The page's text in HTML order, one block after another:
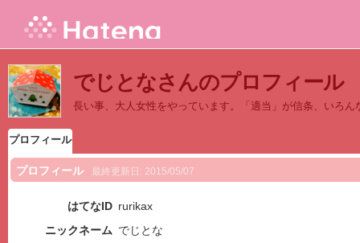
でじとなさんのプロフィール
長い事、大人女性をやっています。「適当」が信条、いろん
プロフィール
プロフィール 最終更新日: 2015/05/07
はてなID rurikax
ニックネーム でじとな